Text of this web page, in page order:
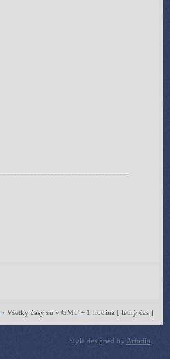
• Všetky časy sú v GMT + 1 hodina [ letný čas ]
Style designed by Artodia